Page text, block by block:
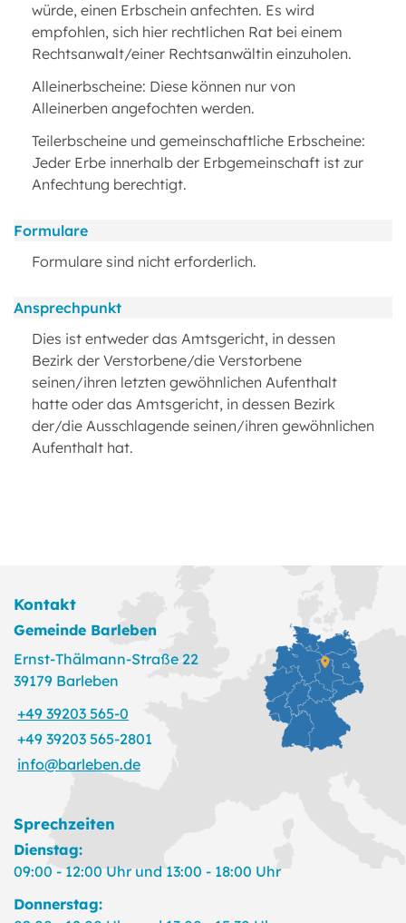
würde, einen Erbschein anfechten. Es wird
empfohlen, sich hier rechtlichen Rat bei einem
Rechtsanwalt/einer Rechtsanwältin einzuholen.
Alleinerbscheine: Diese können nur von
Alleinerben angefochten werden.
Teilerbscheine und gemeinschaftliche Erbscheine:
Jeder Erbe innerhalb der Erbgemeinschaft ist zur
Anfechtung berechtigt.
Formulare
Formulare sind nicht erforderlich.
Ansprechpunkt
Dies ist entweder das Amtsgericht, in dessen
Bezirk der Verstorbene/die Verstorbene
seinen/ihren letzten gewöhnlichen Aufenthalt
hatte oder das Amtsgericht, in dessen Bezirk
der/die Ausschlagende seinen/ihren gewöhnlichen
Aufenthalt hat.
Kontakt
Gemeinde Barleben
Ernst-Thälmann-Straße 22
39179 Barleben
+49 39203 565-0
+49 39203 565-2801
info@barleben.de
Sprechzeiten
Dienstag:
09:00 - 12:00 Uhr und 13:00 - 18:00 Uhr
Donnerstag: